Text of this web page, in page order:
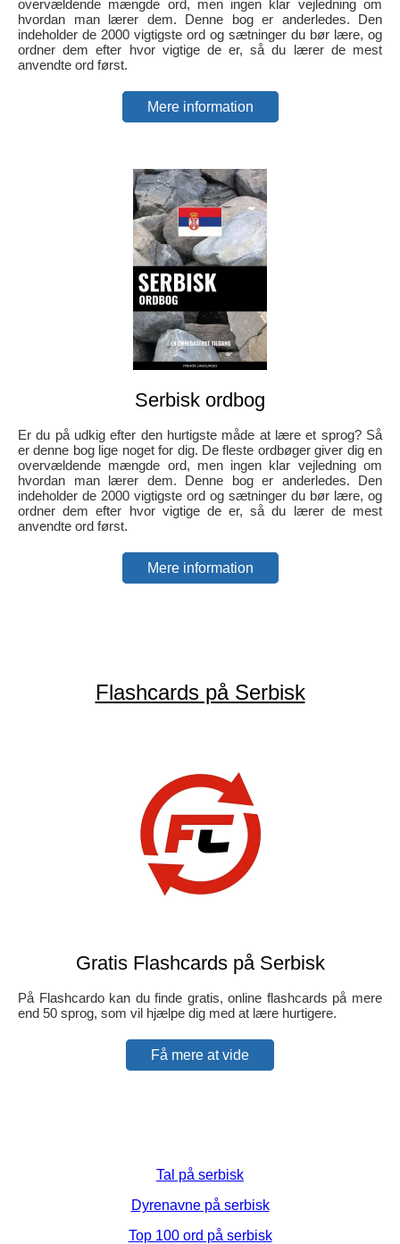
overvældende mængde ord, men ingen klar vejledning om
hvordan man lærer dem. Denne bog er anderledes. Den
indeholder de 2000 vigtigste ord og sætninger du bør lære, og
ordner dem efter hvor vigtige de er, så du lærer de mest
anvendte ord først.
Mere information
Serbisk ordbog
Er du på udkig efter den hurtigste måde at lære et sprog? Så
er denne bog lige noget for dig. De fleste ordbøger giver dig en
overvældende mængde ord, men ingen klar vejledning om
hvordan man lærer dem. Denne bog er anderledes. Den
indeholder de 2000 vigtigste ord og sætninger du bør lære, og
ordner dem efter hvor vigtige de er, så du lærer de mest
anvendte ord først.
Mere information
Flashcards på Serbisk
Gratis Flashcards på Serbisk
På Flashcardo kan du finde gratis, online flashcards på mere
end 50 sprog, som vil hjælpe dig med at lære hurtigere.
Få mere at vide
Tal på serbisk
Dyrenavne på serbisk
Top 100 ord på serbisk